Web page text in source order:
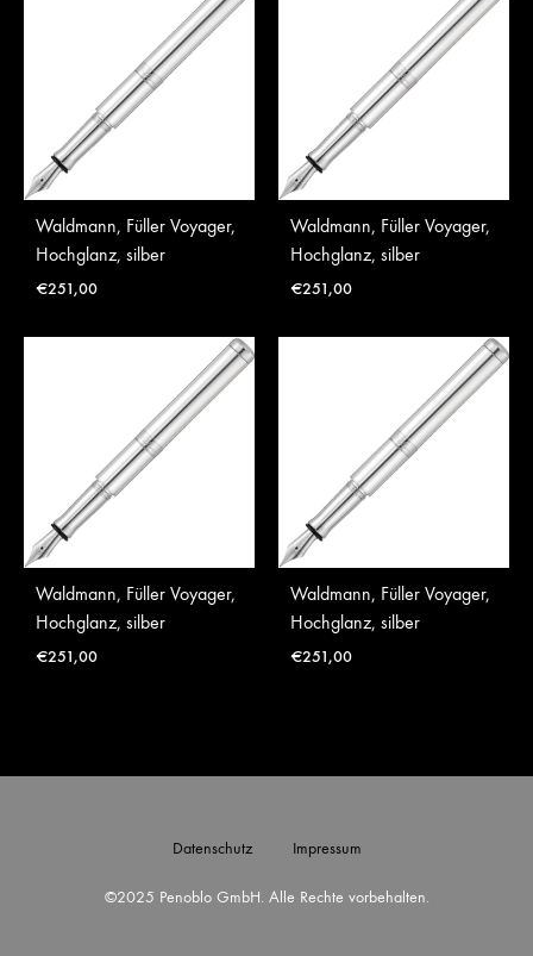
Waldmann, Füller Voyager,
Hochglanz, silber
€251,00
Waldmann, Füller Voyager,
Hochglanz, silber
€251,00
Waldmann, Füller Voyager,
Hochglanz, silber
€251,00
Waldmann, Füller Voyager,
Hochglanz, silber
€251,00
©2025 Penoblo GmbH. Alle Rechte vorbehalten.
Datenschutz Impressum